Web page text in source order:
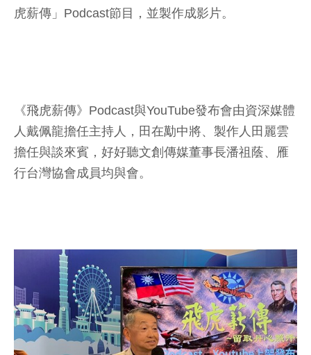
虎薪傳」Podcast節目，並製作成影片。
《飛虎薪傳》Podcast與YouTube發布會由資深媒體
人戴佩龍擔任主持人，田在勱中將、製作人田麗雲
擔任與談來賓，好好聽文創傳媒董事長潘祖蔭、雁
行台灣協會成員均與會。